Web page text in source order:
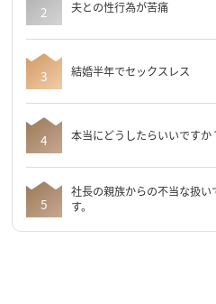
夫との性行為が苦痛
結婚半年でセックスレス
本当にどうしたらいいですか
社長の親族からの不当な扱
す。